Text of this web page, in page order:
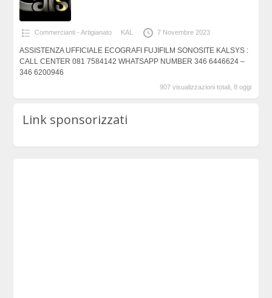
Commercianti - Artigianato KAL 7 Novembre 2023
ASSISTENZA UFFICIALE ECOGRAFI FUJIFILM SONOSITE KALSYS :
CALL CENTER 081 7584142 WHATSAPP NUMBER 346 6446624 –
346 6200946
907 visualizzazioni totali, 8 oggi
Link sponsorizzati